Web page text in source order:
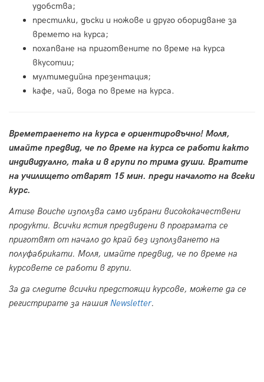
удобства;
престилки, дъски и ножове и друго оборидване за
времето на курса;
похапване на приготвените по време на курса
вкусотии;
мултимедийна презентация;
кафе, чай, вода по време на курса.
Времетраенето на курса е ориентировъчно! Моля,
имайте предвид, че по време на курса се работи както
индивидуално, така и в групи по трима души. Вратите
на училището отварят 15 мин. преди началото на всеки
курс.
Amuse Bouche използва само избрани висококачествени
продукти. Всички ястия предвидени в програмата се
приготвят от начало до край без използването на
полуфабрикати. Моля, имайте предвид, че по време на
курсовете се работи в групи.
За да следите всички предстоящи курсове, можете да се
регистрирате за нашия Newsletter.